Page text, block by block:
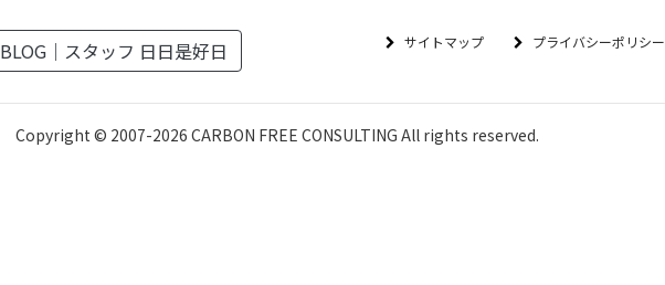
BLOG｜スタッフ 日日是好日 サイトマップ プライバシーポリシー
Copyright © 2007-2026 CARBON FREE CONSULTING All rights reserved.